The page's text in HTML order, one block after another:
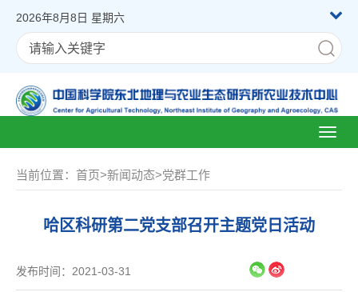
2026年8月8日 星期六
当前位置： 首页>新闻动态>党群工作
哈区科研第二党支部召开主题党日活动
发布时间：2021-03-31